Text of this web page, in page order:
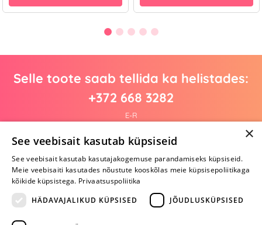
Selle toote saab tellida ka helistades:
+372 668 3282
E-R
Arvustusi veel pole
Ole esimene!
Kirjuta arvustus ja SAA KINGITUS!
×
See veebisait kasutab küpsiseid
See veebisait kasutab kasutajakogemuse parandamiseks küpsiseid.
Meie veebisaiti kasutades nõustute kooskõlas meie küpsisepoliitikaga
kõikide küpsistega. Privaatsuspoliitika
HÄDAVAJALIKUD KÜPSISED
JÕUDLUSKÜPSISED